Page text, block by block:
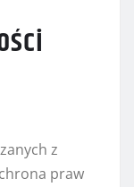
z
praw